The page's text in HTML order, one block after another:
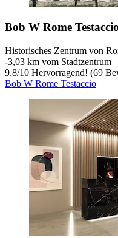
Bob W Rome Testaccio
Historisches Zentrum von
‐3,03 km vom Stadtzentrum
9,8/10 Hervorragend! (69
Bob W Rome Testaccio